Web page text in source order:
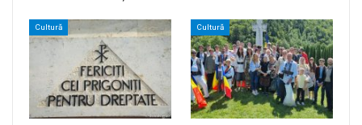
Cultură Cultură